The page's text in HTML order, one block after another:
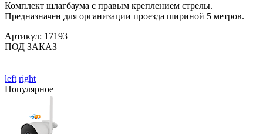
Комплект шлагбаума c правым креплением стрелы.
Предназначен для организации проезда шириной 5 метров.
Артикул: 17193
ПОД ЗАКАЗ
left right
Популярное